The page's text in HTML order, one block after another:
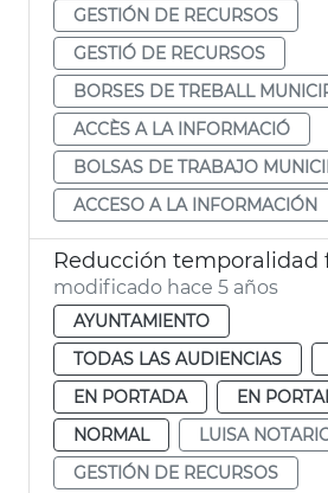
GESTIÓN DE RECURSOS
GESTIÓ DE RECURSOS
BORSES DE TREBALL
ACCÈS A LA INFORMACIÓ
BOLSAS DE TRABAJO
ACCESO A LA INFORMACIÓN
modificado hace 5 años
AYUNTAMIENTO
TODAS LAS AUDIENCIAS
EN PORTADA
EN
NORMAL
LUISA
GESTIÓN DE RECURSOS